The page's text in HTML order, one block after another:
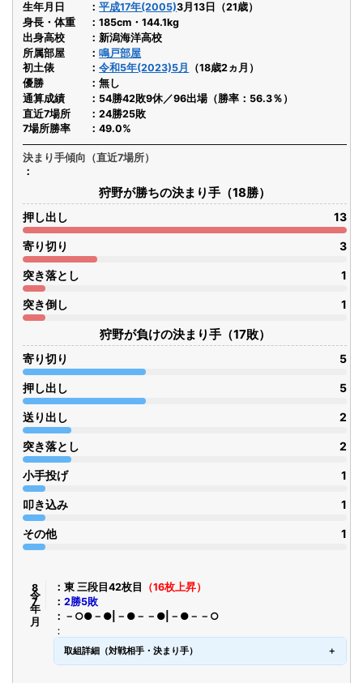
生年月日
平成17年(2005)3月13日（21歳）
身長・体重
185cm・144.1kg
出身高校
新潟海洋高校
所属部屋
鳴戸部屋
初土俵
令和5年(2023)5月
（18歳2ヵ月）
優勝
無し
通算成績
54勝42敗9休／96出場（勝率：56.3％）
直近7場所
24勝25敗
7場所勝率
49.0%
決まり手傾向（直近7場所）
狩野が勝ちの決まり手（18勝）
押し出し 13
寄り切り 3
突き落とし 1
突き倒し 1
狩野が負けの決まり手（17敗）
寄り切り 5
押し出し 5
送り出し 2
突き落とし 2
小手投げ 1
叩き込み 1
その他 1
令8年7月 東 三段目42枚目
（16枚上昇）
2勝5敗
－○●－●|－●－－●|－●－－○
取組詳細（対戦相手・決まり手）